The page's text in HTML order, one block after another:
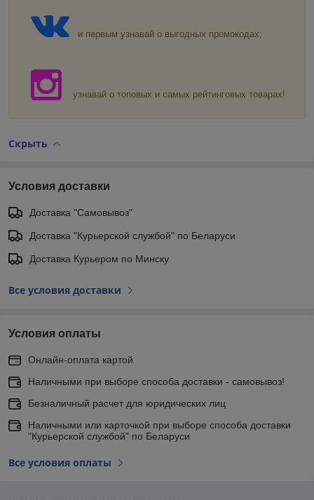
и первым узнавай о выгодных промокодах;
узнавай о топовых и самых рейтинговых товарах!
Скрыть
Условия доставки
Доставка "Самовывоз"
Доставка "Курьерской службой" по Беларуси
Доставка Курьером по Минску
Все условия доставки
Условия оплаты
Онлайн-оплата картой
Наличными при выборе способа доставки - самовывоз!
Безналичный расчет для юридических лиц
Наличными или карточкой при выборе способа доставки
"Курьерской службой" по Беларуси
Все условия оплаты